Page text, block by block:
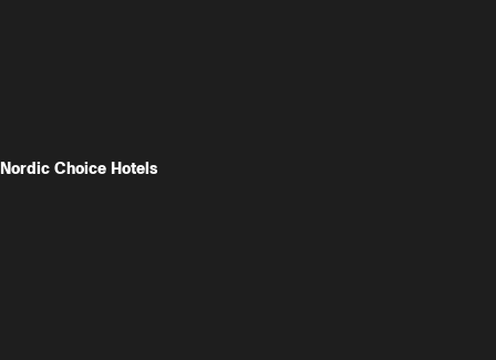
Nordic Choice Hotels